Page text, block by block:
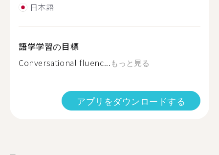
日本語
語学学習の目標
Conversational fluenc...もっと見る
アプリをダウンロードする